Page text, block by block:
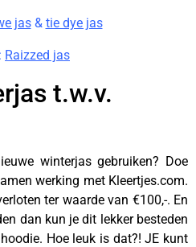
jas& tie dye jas
Raizzed jas
t.w.v.
winterjas gebruiken? Doe
werking met Kleertjes.com.
ter waarde van €100,-. En
dan kun je dit lekker besteden
Hoe leuk is dat?! JE kunt